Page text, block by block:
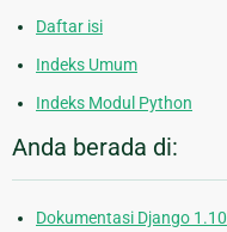
Daftar isi
Indeks Umum
Indeks Modul Python
Anda berada di:
Dokumentasi Django 1.10